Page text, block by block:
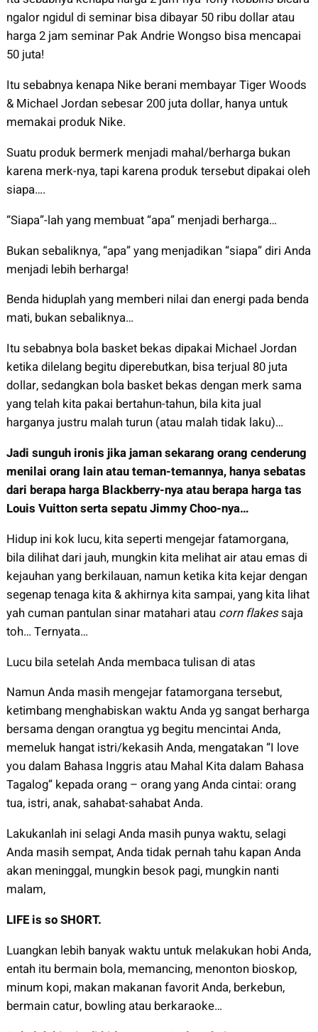
ngalor ngidul di seminar bisa dibayar 50 ribu dollar atau
harga 2 jam seminar Pak Andrie Wongso bisa mencapai
50 juta!
Itu sebabnya kenapa Nike berani membayar Tiger Woods
& Michael Jordan sebesar 200 juta dollar, hanya untuk
memakai produk Nike.
Suatu produk bermerk menjadi mahal/berharga bukan
karena merk-nya, tapi karena produk tersebut dipakai oleh
siapa….
“Siapa”-lah yang membuat “apa” menjadi berharga…
Bukan sebaliknya, “apa” yang menjadikan “siapa” diri Anda
menjadi lebih berharga!
Benda hiduplah yang memberi nilai dan energi pada benda
mati, bukan sebaliknya…
Itu sebabnya bola basket bekas dipakai Michael Jordan
ketika dilelang begitu diperebutkan, bisa terjual 80 juta
dollar, sedangkan bola basket bekas dengan merk sama
yang telah kita pakai bertahun-tahun, bila kita jual
harganya justru malah turun (atau malah tidak laku)…
Jadi sunguh ironis jika jaman sekarang orang cenderung
menilai orang lain atau teman-temannya,hanya sebatas
dari berapa harga Blackberry-nya atau berapa harga tas
Louis Vuitton serta sepatu Jimmy Choo-nya…
Hidup ini kok lucu, kita seperti mengejar fatamorgana,
bila dilihat dari jauh, mungkin kita melihat air atau emas di
kejauhan yang berkilauan, namun ketika kita kejar dengan
segenap tenaga kita & akhirnya kita sampai, yang kita lihat
yah cuman pantulan sinar matahari atau corn flakessaja
toh… Ternyata…
Lucu bila setelah Anda membaca tulisan di atas
Namun Anda masih mengejar fatamorgana tersebut,
ketimbang menghabiskan waktu Anda yg sangat berharga
bersama dengan orangtua yg begitu mencintai Anda,
memeluk hangat istri/kekasih Anda, mengatakan “I love
you dalam Bahasa Inggris atau Mahal Kita dalam Bahasa
Tagalog” kepada orang – orang yang Anda cintai: orang
tua, istri, anak, sahabat-sahabat Anda.
Lakukanlah ini selagi Anda masih punya waktu, selagi
Anda masih sempat, Anda tidak pernah tahu kapan Anda
akan meninggal, mungkin besok pagi, mungkin nanti
malam,
LIFEis so SHORT.
Luangkan lebih banyak waktu untuk melakukan hobi Anda,
entah itu bermain bola, memancing, menonton bioskop,
minum kopi, makan makanan favorit Anda, berkebun,
bermain catur, bowling atau berkaraoke…